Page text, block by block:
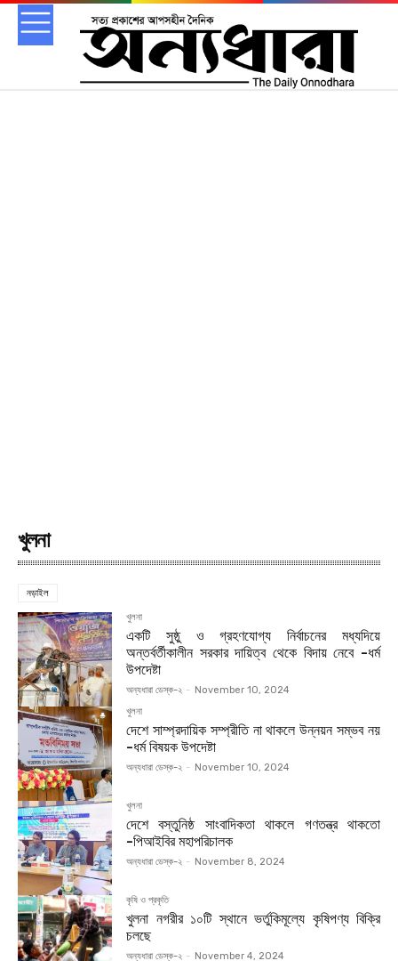
খুলনা
নড়াইল
খুলনা
একটি সুষ্ঠু ও গ্রহণযোগ্য নির্বাচনের মধ্যদিয়ে
অন্তর্বর্তীকালীন সরকার দায়িত্ব থেকে বিদায় নেবে -ধর্ম
উপদেষ্টা
অন্যধারা ডেস্ক-২ - November 10, 2024
খুলনা
দেশে সাম্প্রদায়িক সম্প্রীতি না থাকলে উন্নয়ন সম্ভব নয়
-ধর্ম বিষয়ক উপদেষ্টা
অন্যধারা ডেস্ক-২ - November 10, 2024
খুলনা
দেশে বস্তুনিষ্ঠ সাংবাদিকতা থাকলে গণতন্ত্র থাকতো
-পিআইবির মহাপরিচালক
অন্যধারা ডেস্ক-২ - November 8, 2024
কৃষি ও প্রকৃতি
খুলনা নগরীর ১০টি স্থানে ভর্তুকিমূল্যে কৃষিপণ্য বিক্রি
চলছে
অন্যধারা ডেস্ক-২ - November 4, 2024